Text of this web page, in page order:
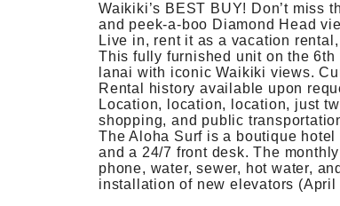
Waikiki’s BEST BUY! Don’t miss
and peek-a-boo Diamond Head
Live in, rent it as a vacation
This fully furnished unit on the
lanai with iconic Waikiki views.
Rental history available upon
Location, location, location, just
shopping, and public
The Aloha Surf is a boutique
and a 24/7 front desk. The
phone, water, sewer, hot water,
installation of new elevators